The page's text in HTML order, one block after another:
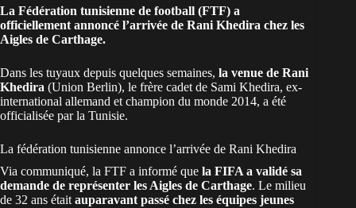
La Fédération tunisienne de football (FTF) a
officiellement annoncé l’arrivée de Rani Khedira chez les
Aigles de Carthage.
Dans les tuyaux depuis quelques semaines, la venue de Rani
Khedira (Union Berlin), le frère cadet de Sami Khedira, ex-
international allemand et champion du monde 2014, a été
officialisée par la Tunisie.
La fédération tunisienne annonce l’arrivée de Rani Khedira
Via communiqué, la FTF a informé que la FIFA a validé sa
demande de représenter les Aigles de Carthage. Le milieu
de 32 ans était auparavant passé chez les équipes jeunes